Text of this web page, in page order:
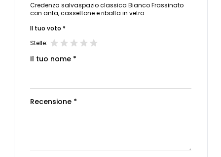
Credenza salvaspazio classica Bianco Frassinato
con anta, cassettone e ribalta in vetro
Il tuo voto *
Stelle:
Il tuo nome *
Recensione *